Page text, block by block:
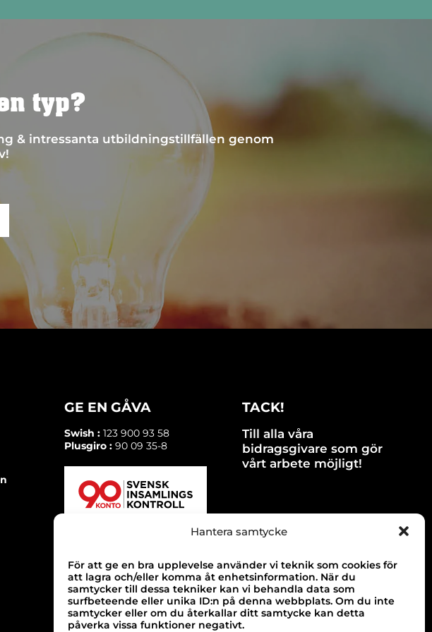
Hantera samtycke
För att ge en bra upplevelse använder vi teknik som cookies för
att lagra och/eller komma åt enhetsinformation. När du
samtycker till dessa tekniker kan vi behandla data som
surfbeteende eller unika ID:n på denna webbplats. Om du inte
samtycker eller om du återkallar ditt samtycke kan detta
påverka vissa funktioner negativt.
typ?
& intressanta utbildningstillfällen genom
GE EN GÅVA
Swish :123 900 93 58
Plusgiro :90 09 35-8
TACK!
Till alla våra
bidragsgivare som gör
vårt arbete möjligt!